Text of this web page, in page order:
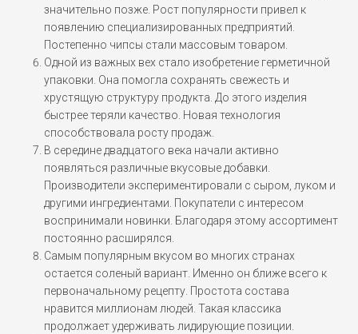
значительно позже. Рост популярности привел к
появлению специализированных предприятий.
Постепенно чипсы стали массовым товаром.
Одной из важных вех стало изобретение герметичной
упаковки. Она помогла сохранять свежесть и
хрустящую структуру продукта. До этого изделия
быстрее теряли качество. Новая технология
способствовала росту продаж.
В середине двадцатого века начали активно
появляться различные вкусовые добавки.
Производители экспериментировали с сыром, луком и
другими ингредиентами. Покупатели с интересом
воспринимали новинки. Благодаря этому ассортимент
постоянно расширялся.
Самым популярным вкусом во многих странах
остается соленый вариант. Именно он ближе всего к
первоначальному рецепту. Простота состава
нравится миллионам людей. Такая классика
продолжает удерживать лидирующие позиции.